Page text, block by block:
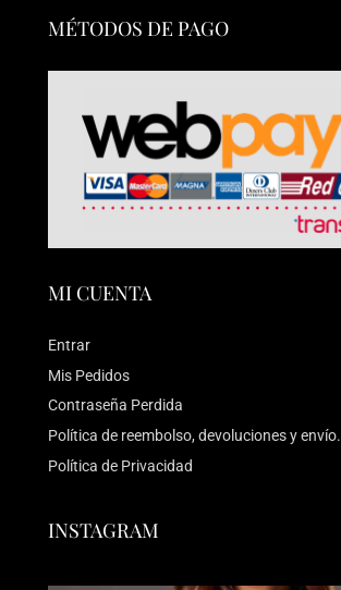
MÉTODOS DE PAGO
MI CUENTA
Entrar
Mis Pedidos
Contraseña Perdida
Política de reembolso, devoluciones y envío.
Política de Privacidad
INSTAGRAM